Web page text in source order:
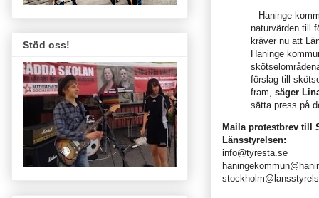
– Haninge
naturvärden till
kräver nu att
Haninge
förslag till
fram, säger
sätta press på
Maila protestbrev till
Länsstyrelsen:
info@tyresta.se
Stöd oss!